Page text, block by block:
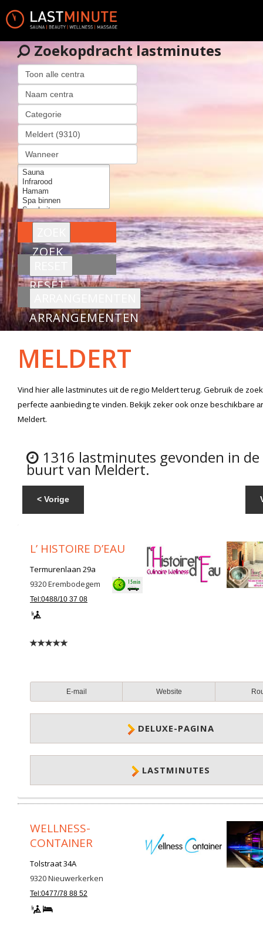
Zoekopdracht lastminutes
ZOEK
RESET
ARRANGEMENTEN
MELDERT
Vind hier alle lastminutes uit de regio Meldertterug. Gebruik de
perfecte aanbieding te vinden. Bekijk zeker ook onze beschikbare
Meldert.
1316 lastminutes gevonden in de
buurt van Meldert.
< Vorige
L’ HISTOIRE D’EAU
Termurenlaan 29a
9320Erembodegem
Tel:0488/10 37 08
E-mail Website
DELUXE-PAGINA
LASTMINUTES
WELLNESS-
CONTAINER
Tolstraat 34A
9320Nieuwerkerken
Tel:0477/78 88 52